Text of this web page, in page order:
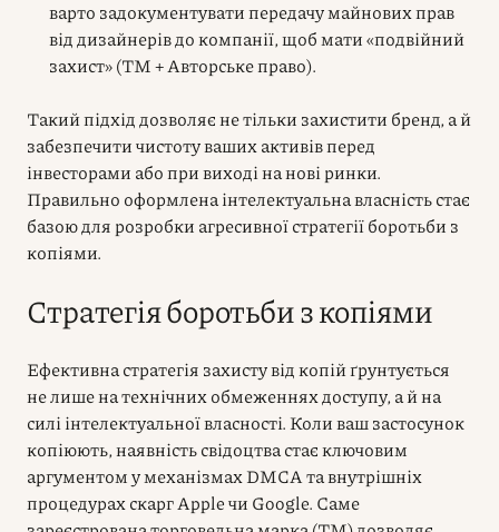
варто задокументувати передачу майнових прав
від дизайнерів до компанії, щоб мати «подвійний
захист» (ТМ + Авторське право).
Такий підхід дозволяє не тільки захистити бренд, а й
забезпечити чистоту ваших активів перед
інвесторами або при виході на нові ринки.
Правильно оформлена інтелектуальна власність стає
базою для розробки агресивної стратегії боротьби з
копіями.
Стратегія боротьби з копіями
Ефективна стратегія захисту від копій ґрунтується
не лише на технічних обмеженнях доступу, а й на
силі інтелектуальної власності. Коли ваш застосунок
копіюють, наявність свідоцтва стає ключовим
аргументом у механізмах DMCA та внутрішніх
процедурах скарг Apple чи Google. Саме